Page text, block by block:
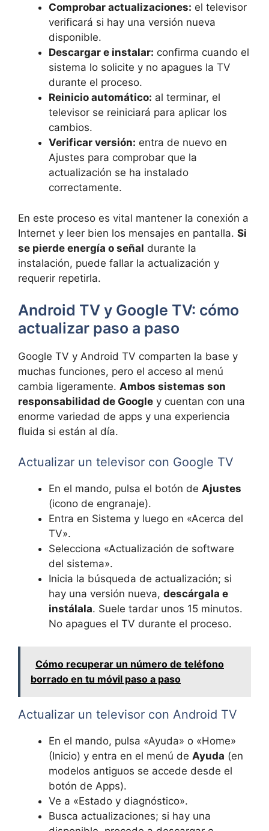
Comprobar actualizaciones: el televisor
verificará si hay una versión nueva
disponible.
Descargar e instalar: confirma cuando el
sistema lo solicite y no apagues la TV
durante el proceso.
Reinicio automático: al terminar, el
televisor se reiniciará para aplicar los
cambios.
Verificar versión: entra de nuevo en
Ajustes para comprobar que la
actualización se ha instalado
correctamente.
En este proceso es vital mantener la conexión a
Internet y leer bien los mensajes en pantalla. Si
se pierde energía o señal durante la
instalación, puede fallar la actualización y
requerir repetirla.
Android TV y Google TV: cómo
actualizar paso a paso
Google TV y Android TV comparten la base y
muchas funciones, pero el acceso al menú
cambia ligeramente. Ambos sistemas son
responsabilidad de Google y cuentan con una
enorme variedad de apps y una experiencia
fluida si están al día.
Actualizar un televisor con Google TV
En el mando, pulsa el botón de Ajustes
(icono de engranaje).
Entra en Sistema y luego en «Acerca del
TV».
Selecciona «Actualización de software
del sistema».
Inicia la búsqueda de actualización; si
hay una versión nueva, descárgala e
instálala. Suele tardar unos 15 minutos.
No apagues el TV durante el proceso.
Cómo recuperar un número de teléfono
borrado en tu móvil paso a paso
Actualizar un televisor con Android TV
En el mando, pulsa «Ayuda» o «Home»
(Inicio) y entra en el menú de Ayuda (en
modelos antiguos se accede desde el
botón de Apps).
Ve a «Estado y diagnóstico».
Busca actualizaciones; si hay una